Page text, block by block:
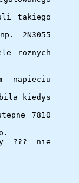
takiego
2N3055
roznych
napieciu
kiedys
7810
??? nie